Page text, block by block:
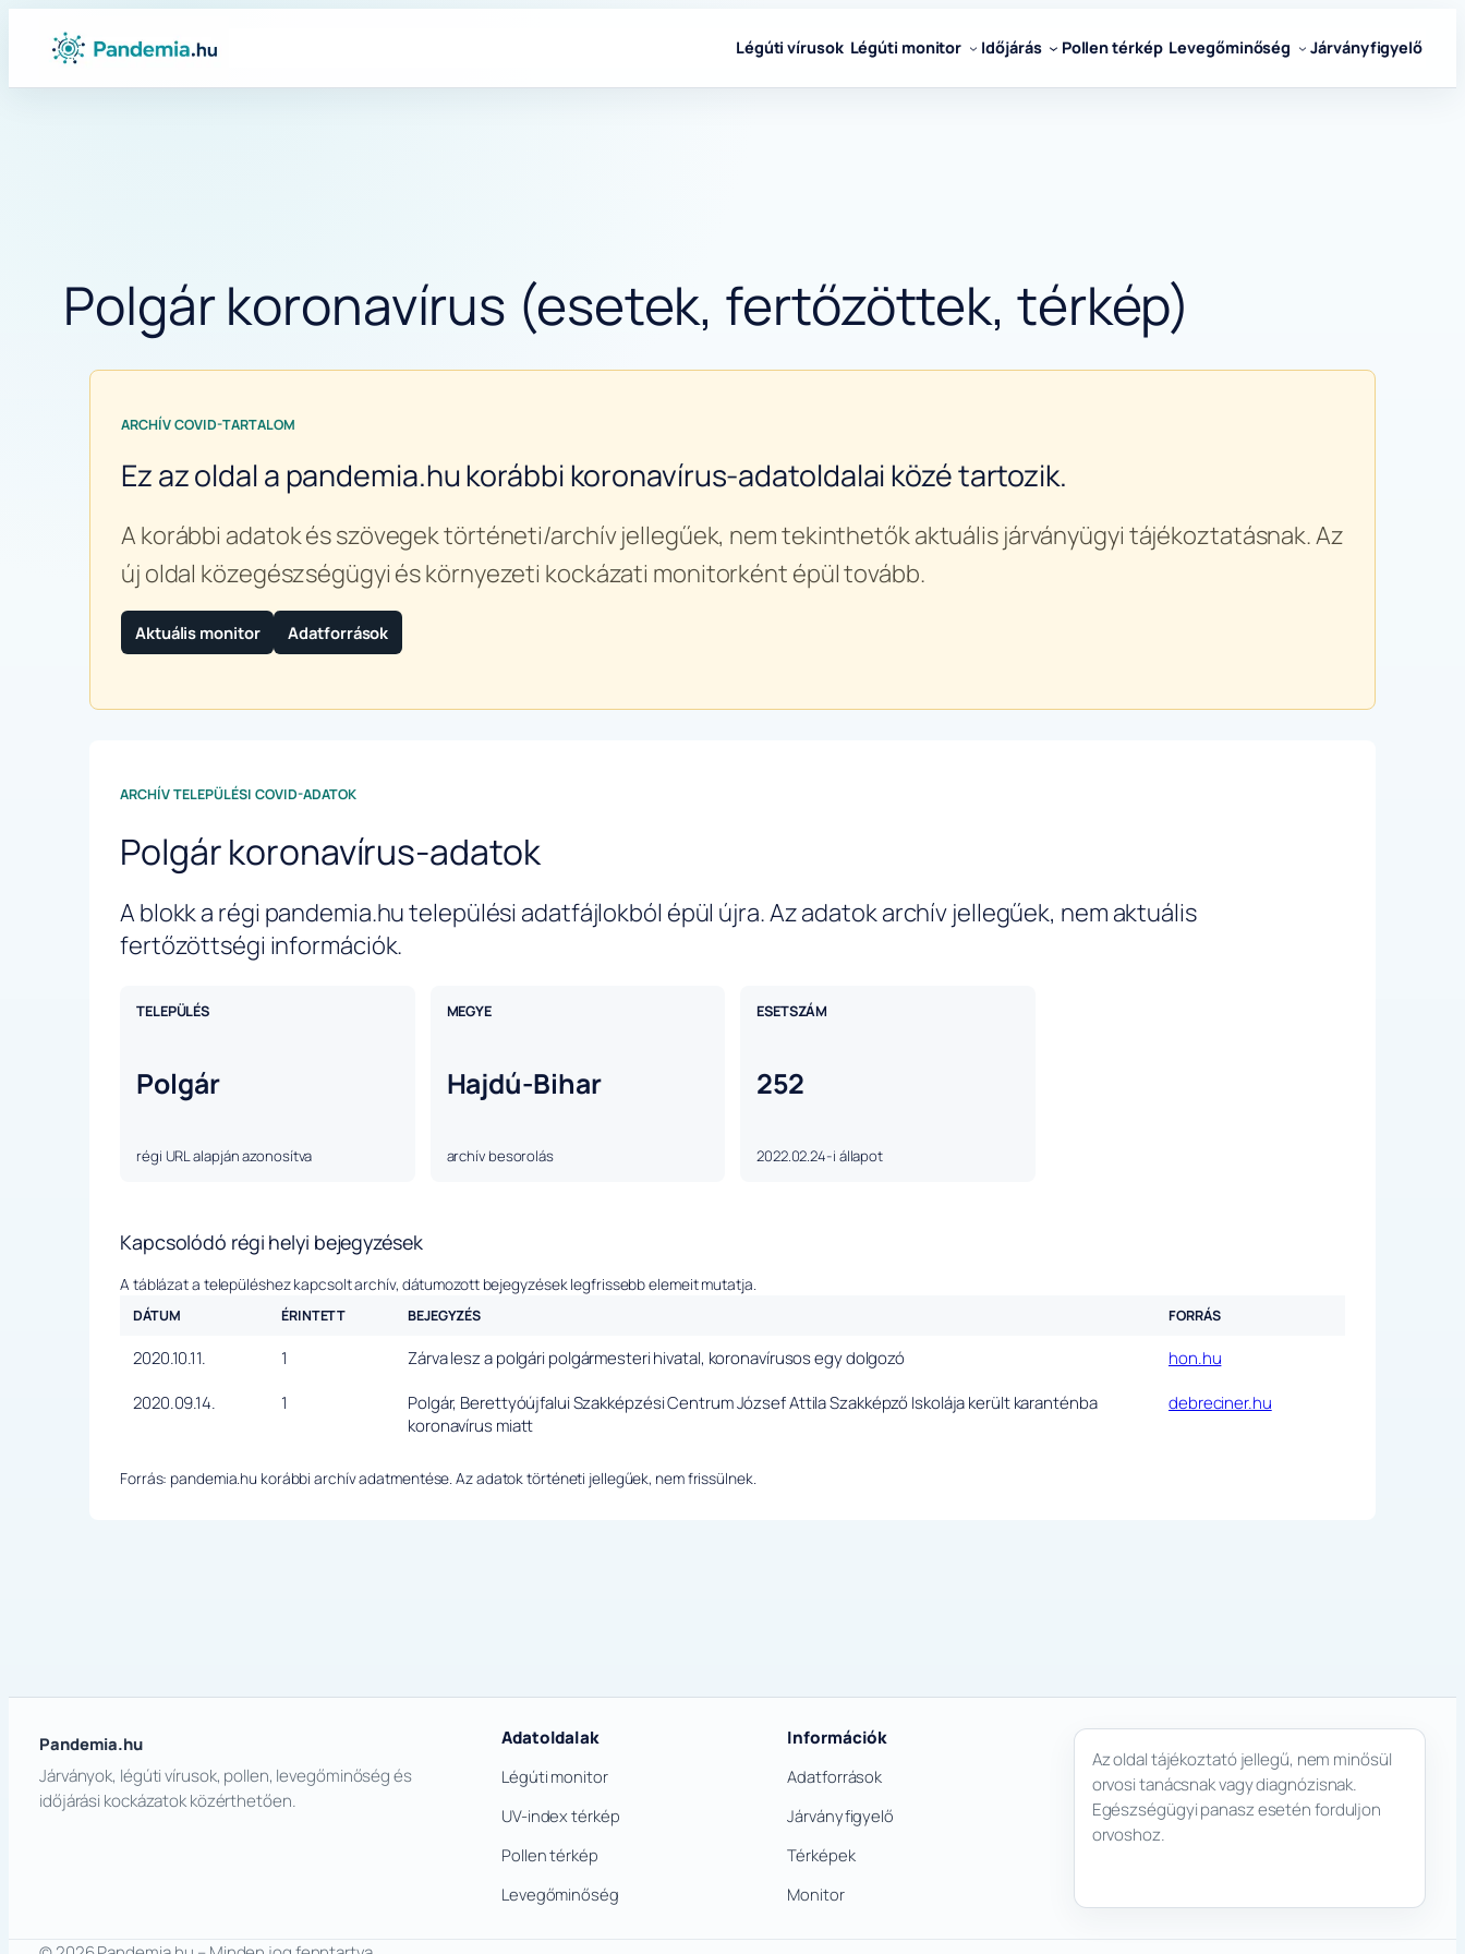
Ugrás
tartalomhoz
Légúti vírusok Légúti monitor Időjárás Pollen térkép Levegőminőség Járványfigyelő
Polgár koronavírus (esetek, fertőzöttek, térkép)
ARCHÍV COVID-TARTALOM
Ez az oldal a pandemia.hu korábbi koronavírus-adatoldalai közé tartozik.
A korábbi adatok és szövegek történeti/archív jellegűek, nem tekinthetők aktuális járványügyi tájékoztatásnak. Az
új oldal közegészségügyi és környezeti kockázati monitorként épül tovább.
Aktuális monitor Adatforrások
ARCHÍV TELEPÜLÉSI COVID-ADATOK
Polgár koronavírus-adatok
A blokk a régi pandemia.hu települési adatfájlokból épül újra. Az adatok archív jellegűek, nem aktuális
fertőzöttségi információk.
TELEPÜLÉS
Polgár
régi URL alapján azonosítva
MEGYE
Hajdú-Bihar
archív besorolás
ESETSZÁM
252
2022.02.24-i állapot
Kapcsolódó régi helyi bejegyzések
A táblázat a településhez kapcsolt archív, dátumozott bejegyzések legfrissebb elemeit mutatja.
DÁTUM ÉRINTETT BEJEGYZÉS FORRÁS
2020.10.11. 1 Zárva lesz a polgári polgármesteri hivatal, koronavírusos egy dolgozó
hon.hu
2020.09.14.
1
Polgár, Berettyóújfalui Szakképzési Centrum József Attila Szakképző Iskolája került karanténba
koronavírus miatt
debreciner.hu
Forrás: pandemia.hu korábbi archív adatmentése. Az adatok történeti jellegűek, nem frissülnek.
Pandemia.hu
Járványok, légúti vírusok, pollen, levegőminőség és
időjárási kockázatok közérthetően.
Adatoldalak
Légúti monitor
UV-index térkép
Pollen térkép
Levegőminőség
Információk
Adatforrások
Járványfigyelő
Térképek
Monitor
Az oldal tájékoztató jellegű, nem minősül
orvosi tanácsnak vagy diagnózisnak.
Egészségügyi panasz esetén forduljon
orvoshoz.